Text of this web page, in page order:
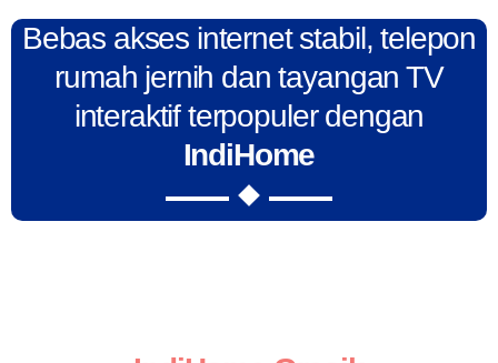
Bebas akses internet stabil, telepon
rumah jernih dan tayangan TV
interaktif terpopuler dengan
IndiHome